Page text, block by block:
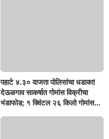
पहाटे ४.३० वाजता पोलिसांचा धडाका!
देऊळगाव साकर्षात गोमांस विक्रीचा
भंडाफोड; १ क्विंटल २६ किलो गोमांस